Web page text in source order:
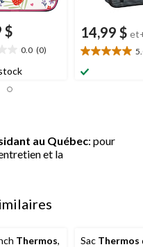
$
0.0 (0)
14,99 $
5.0
étoile(s)
au Québec: pour
et la
Thermos,
Sac Thermos